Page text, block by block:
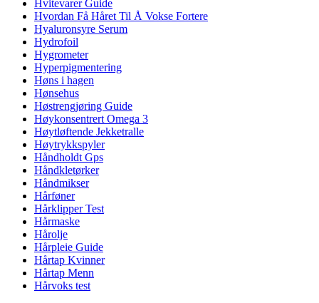
Hvitevarer Guide
Hvordan Få Håret Til Å Vokse Fortere
Hyaluronsyre Serum
Hydrofoil
Hygrometer
Hyperpigmentering
Høns i hagen
Hønsehus
Høstrengjøring Guide
Høykonsentrert Omega 3
Høytløftende Jekketralle
Høytrykkspyler
Håndholdt Gps
Håndkletørker
Håndmikser
Hårføner
Hårklipper Test
Hårmaske
Hårolje
Hårpleie Guide
Hårtap Kvinner
Hårtap Menn
Hårvoks test